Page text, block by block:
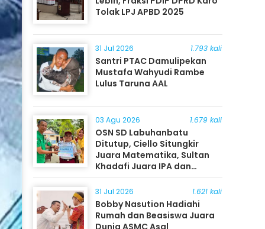
Tolak LPJ APBD 2025
31 Jul 2026 1.793 kali
Santri PTAC Damulipekan
Mustafa Wahyudi Rambe
Lulus Taruna AAL
03 Agu 2026 1.679 kali
OSN SD Labuhanbatu
Ditutup, Ciello Situngkir
Juara Matematika, Sultan
Khadafi Juara IPA dan
Timothy Rangkuti Juara IPS
31 Jul 2026 1.621 kali
Bobby Nasution Hadiahi
Rumah dan Beasiswa Juara
Dunia ASMC Asal